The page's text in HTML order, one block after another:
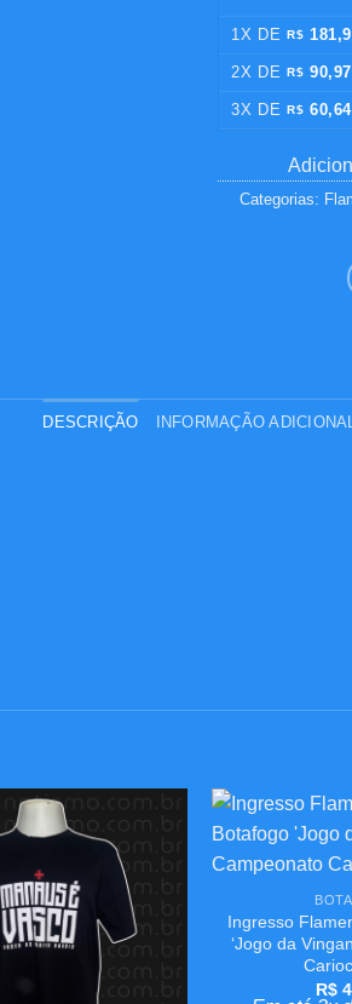
1X DE R$
2X DE R$ 90,97
3X DE R$ 60,64
Categorias:
DESCRIÇÃO INFORMAÇÃO ADICIONAL
Adicionar
meus
desejos
Ingresso
‘Jogo da
R$